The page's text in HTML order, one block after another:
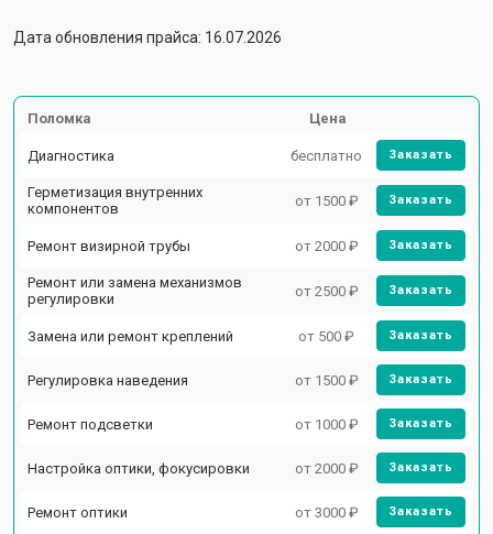
Дата обновления прайса: 16.07.2026
Поломка Цена
Диагностика бесплатно Заказать
Герметизация внутренних
компонентов
от 1500 ₽ Заказать
Ремонт визирной трубы от 2000 ₽ Заказать
Ремонт или замена механизмов
регулировки
от 2500 ₽ Заказать
Замена или ремонт креплений от 500 ₽ Заказать
Регулировка наведения от 1500 ₽ Заказать
Ремонт подсветки от 1000 ₽ Заказать
Настройка оптики, фокусировки от 2000 ₽ Заказать
Ремонт оптики от 3000 ₽ Заказать